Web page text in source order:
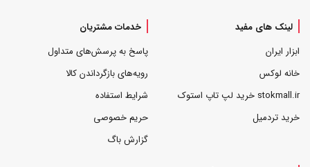
لینک های مفید
ابزار ایران
خانه لوکس
stokmall.ir خرید لپ تاپ استوک
خرید تردمیل
خدمات مشتریان
پاسخ به پرسش‌های متداول
رویه‌های بازگرداندن کالا
شرایط استفاده
حریم خصوصی
گزارش باگ